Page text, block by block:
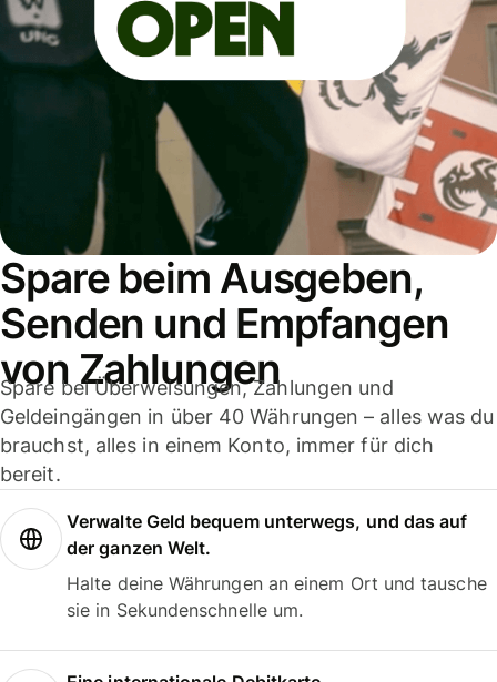
Spare beim Ausgeben,
Senden und Empfangen
von Zahlungen
Spare bei Überweisungen, Zahlungen und
Geldeingängen in über 40 Währungen – alles was du
brauchst, alles in einem Konto, immer für dich
bereit.
Verwalte Geld bequem unterwegs, und das auf
der ganzen Welt.
Halte deine Währungen an einem Ort und tausche
sie in Sekundenschnelle um.